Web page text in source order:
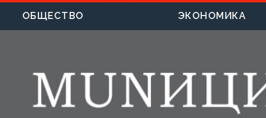
ОБЩЕСТВО ЭКОНОМИКА